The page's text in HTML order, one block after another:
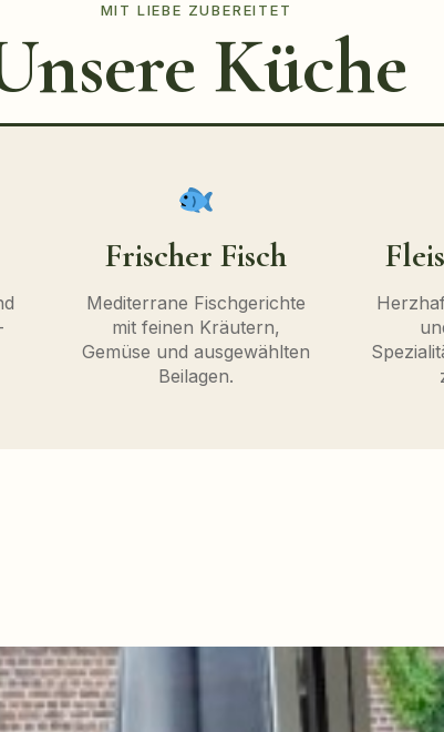
MIT LIEBE ZUBEREITET
Küche
Frischer Fisch
Mediterrane Fischgerichte
mit feinen Kräutern,
Gemüse und ausgewählten
Beilagen.